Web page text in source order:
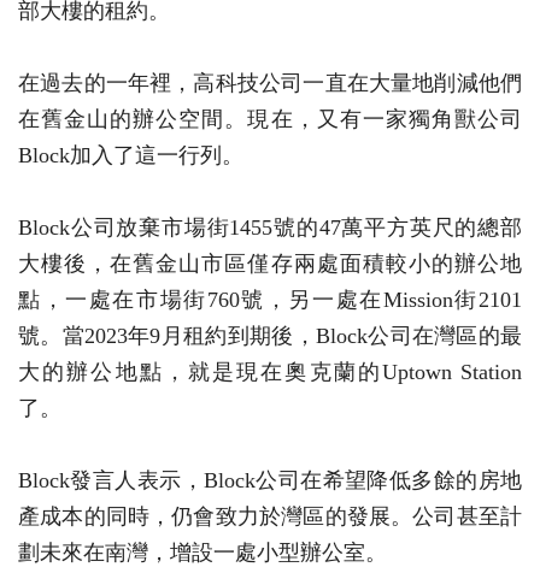
部大樓的租約。
在過去的一年裡，高科技公司一直在大量地削減他們
在舊金山的辦公空間。現在，又有一家獨角獸公司
Block加入了這一行列。
Block公司放棄市場街1455號的47萬平方英尺的總部
大樓後，在舊金山市區僅存兩處面積較小的辦公地
點，一處在市場街760號，另一處在Mission街2101
號。當2023年9月租約到期後，Block公司在灣區的最
大的辦公地點，就是現在奧克蘭的Uptown Station
了。
Block發言人表示，Block公司在希望降低多餘的房地
產成本的同時，仍會致力於灣區的發展。公司甚至計
劃未來在南灣，增設一處小型辦公室。